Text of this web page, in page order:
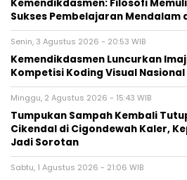
Kemendikdasmen: Filosofi
Sukses Pembelajaran Mendalam
Senin, 3 Agustus 2026 - 20:53 WIB
Kemendikdasmen Luncurkan
Kompetisi Koding Visual
Minggu, 2 Agustus 2026 - 15:43 WIB
Tumpukan Sampah Kembali
Cikendal di Cigondewah Kaler,
Jadi Sorotan
Sabtu, 1 Agustus 2026 - 21:06 WIB